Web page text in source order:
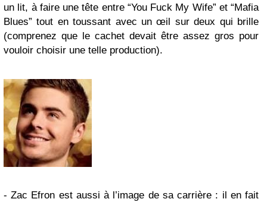
un lit, à faire une tête entre “You Fuck My Wife” et “Mafia
Blues” tout en toussant avec un œil sur deux qui brille
(comprenez que le cachet devait être assez gros pour
vouloir choisir une telle production).
- Zac Efron est aussi à l’image de sa carrière : il en fait